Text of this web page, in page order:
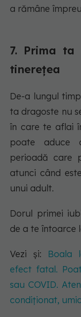
a rămâne
7. Prima ta
tinerețea
De-a lungul
ta dragoste nu
în care te aflai
poate aduce
perioadă care
atunci când
unui adult.
Dorul primei
de a te întoarce
Vezi și: Boala
efect fatal.
sau COVID.
condiționat,